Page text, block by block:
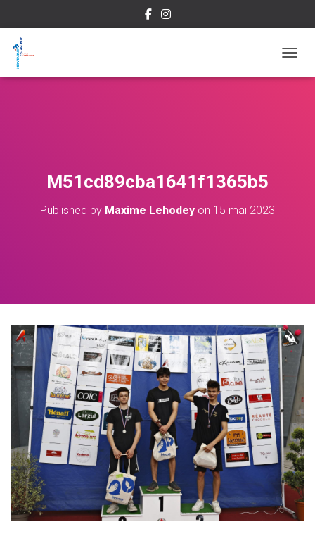
M51cd89cba1641f1365b5
Published by Maxime Lehodey on 15 mai 2023